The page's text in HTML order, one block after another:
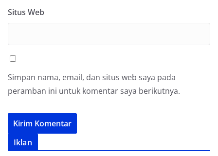
Situs Web
Simpan nama, email, dan situs web saya pada
peramban ini untuk komentar saya berikutnya.
Iklan